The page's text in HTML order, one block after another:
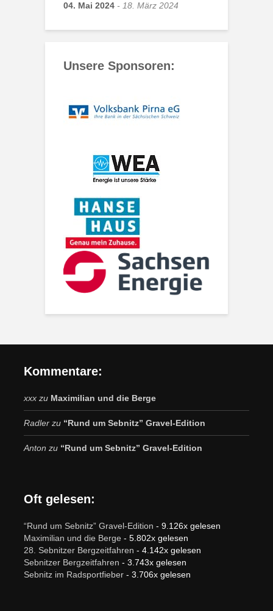
04. Mai 2024
18. März 2024
Unsere Sponsoren:
Kommentare:
xxx zu Maximilian und die Berge
Radler zu “Rund um Sebnitz” Gravel-Edition
Anton zu “Rund um Sebnitz” Gravel-Edition
Oft gelesen:
“Rund um Sebnitz” Gravel-Edition - 9.126x gelesen
Maximilian und die Berge - 5.802x gelesen
28. Sebnitzer Bergzeitfahren - 4.142x gelesen
Sebnitzer Bergzeitfahren - 3.743x gelesen
Sebnitz im Radsportfieber - 3.706x gelesen